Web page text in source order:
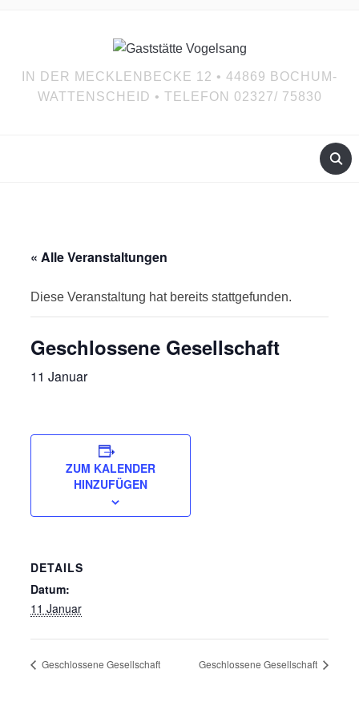
IN DER MECKLENBECKE 12 • 44869 BOCHUM-
WATTENSCHEID • TELEFON 02327/ 75830
« Alle Veranstaltungen
Diese Veranstaltung hat bereits stattgefunden.
Geschlossene Gesellschaft
11 Januar
ZUM KALENDER
HINZUFÜGEN
DETAILS
Datum:
11 Januar
Geschlossene Gesellschaft Geschlossene Gesellschaft